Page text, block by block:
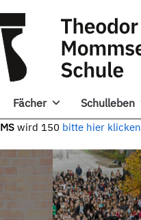
Fächer Schulleben
wird 150 bitte hier klicken